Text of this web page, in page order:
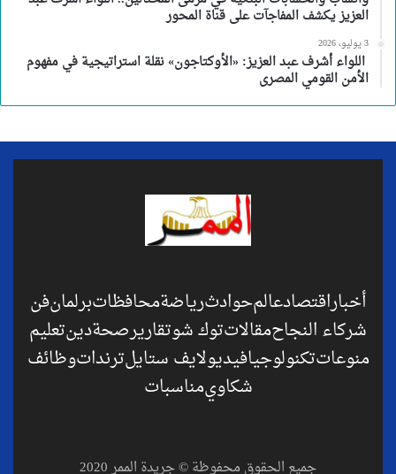
العزيز يكشف المفاجآت على قناة المحور
3 يوليو، 2026
اللواء أشرف عبد العزيز: «الأوكتاجون» نقلة استراتيجية في مفهوم
الأمن القومي المصرى
أخباراقتصادعالمحوادثرياضةمحافظاتبرلمانفن
شركاء النجاحمقالاتتوك شوتقاريرصحةدينتعليم
منوعاتتكنولوجيافيديولايف ستايلترنداتوظائف
شكاويمناسبات
جميع الحقوق محفوظة © جريدة الممر 2020